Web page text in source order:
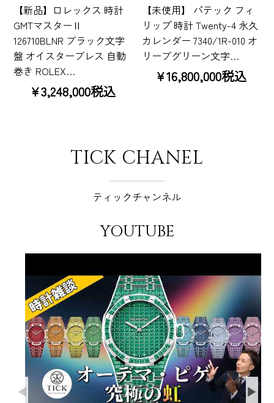
【新品】ロレックス 時計
GMTマスターⅡ
126710BLNR ブラック文字
盤 オイスターブレス 自動
巻き ROLEX…
¥3,248,000税込
【未使用】 パテック フィ
リップ 時計 Twenty-4 永久
カレンダー 7340/1R-010 オ
リーブグリーン文字…
¥16,800,000税込
TICK CHANEL
ティックチャンネル
YOUTUBE